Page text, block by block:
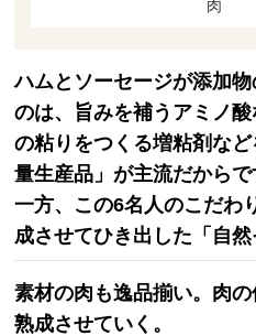
肉
ハムとソーセージが添加
のは、旨みを補うアミノ
の粘りをつくる増粘剤な
量生産品」が主流だからで
一方、この6名人のこだわ
成させてひき出した「自然
素材の肉も逸品揃い。肉
熟成させていく。